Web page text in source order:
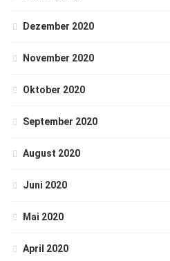
Dezember 2020
November 2020
Oktober 2020
September 2020
August 2020
Juni 2020
Mai 2020
April 2020